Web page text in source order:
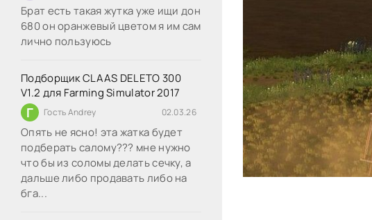
Брат есть такая жутка уже ищи дон
680 он оранжевый цветом я им сам
лично пользуюсь
Подборщик CLAAS DELETO 300
V1.2 для Farming Simulator 2017
Г Гость Andrey 02.03.26
Опять не ясно! эта жатка будет
подберать салому??? мне нужно
что бы из соломы делать сечку, а
дальше либо продавать либо на
бга...